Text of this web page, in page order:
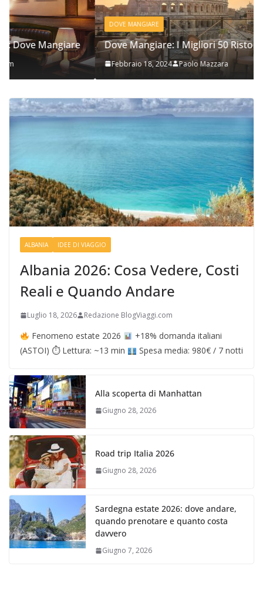
DOVE MANGIARE
Dove Mangiare: I Migliori 50 Ristoranti a Roma
Febbraio 18, 2024 Paolo Mazzara
ALBANIA IDEE DI VIAGGIO
Albania 2026: Cosa Vedere, Costi
Reali e Quando Andare
Luglio 18, 2026 Redazione BlogViaggi.com
Fenomeno estate 2026
+18% domanda italiani
(ASTOI) ⏱ Lettura: ~13 min
Spesa media: 980€ / 7 notti
Alla scoperta di Manhattan
Giugno 28, 2026
Road trip Italia 2026
Giugno 28, 2026
Sardegna estate 2026: dove andare,
quando prenotare e quanto costa
davvero
Giugno 7, 2026